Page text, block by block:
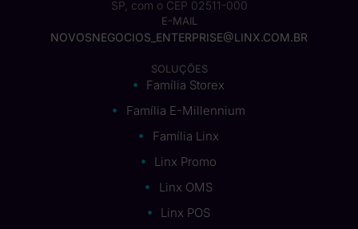
SP, com o CEP 02511-000
E-MAIL
NOVOSNEGOCIOS_ENTERPRISE@LINX.COM.BR
SOLUÇÕES
Família Storex
Família E-Millennium
Família Linx
Linx Promo
Linx OMS
Linx POS